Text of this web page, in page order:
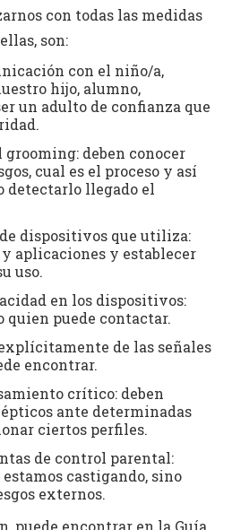
con todas las medidas
son:
con el niño/a,
hijo, alumno,
un adulto de confianza que
deben conocer
cual es el proceso y así
detectarlo llegado el
dispositivos que utiliza:
y aplicaciones y establecer
uso.
en los dispositivos:
puede contactar.
de las señales
encontrar.
crítico: deben
ante determinadas
ciertos perfiles.
de control parental:
castigando, sino
externos.
puede encontrar en la Guía